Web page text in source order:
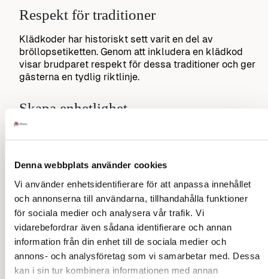
Denna webbplats använder cookies
Vi använder enhetsidentifierare för att anpassa innehållet
och annonserna till användarna, tillhandahålla funktioner
för sociala medier och analysera vår trafik. Vi
vidarebefordrar även sådana identifierare och annan
information från din enhet till de sociala medier och
annons- och analysföretag som vi samarbetar med. Dessa
kan i sin tur kombinera informationen med annan
Respekt för traditioner
Klädkoder har historiskt sett varit en del av
bröllopsetiketten. Genom att inkludera en klädkod
visar brudparet respekt för dessa traditioner och ger
gästerna en tydlig riktlinje.
Skapa enhetlighet
stämningen och bildar en vacker helhet.
Förhindra osäkerhet
Utan en klädkod kan gästerna känna sig osäkra över
vad som är lämpligt att bära. Genom att specificera
klädkoden minskar brudparet denna osäkerhet och
gör det enklare för alla att välja passande klädsel.